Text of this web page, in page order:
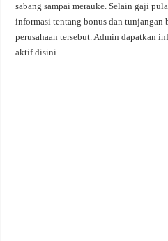
sabang sampai merauke. Selain gaji
informasi tentang bonus dan tunjangan
perusahaan tersebut. Admin dapatkan
aktif disini.